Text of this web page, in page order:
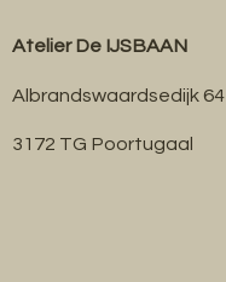
Atelier De IJSBAAN
Albrandswaardsedijk 64
3172 TG Poortugaal